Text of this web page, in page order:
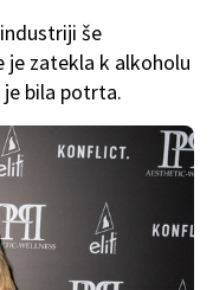
še
je zatekla k alkoholu
bila potrta.